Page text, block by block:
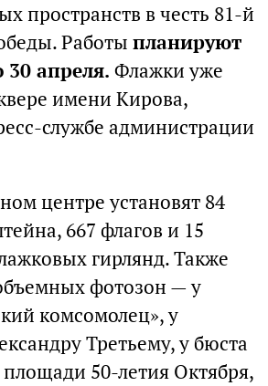
пространств в честь 81-й
Работы планируют
30 апреля. Флажки уже
имени Кирова,
службе администрации
центре установят 84
667 флагов и 15
гирлянд. Также
фотозон — у
комсомолец», у
Третьему, у бюста
50-летия Октября,